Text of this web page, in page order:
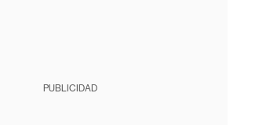
PUBLICIDAD